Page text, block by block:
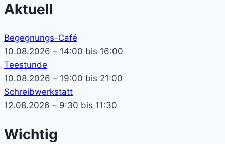
Aktuell
Begegnungs-Café
10.08.2026 – 14:00 bis 16:00
Teestunde
10.08.2026 – 19:00 bis 21:00
Schreibwerkstatt
12.08.2026 – 9:30 bis 11:30
Wichtig